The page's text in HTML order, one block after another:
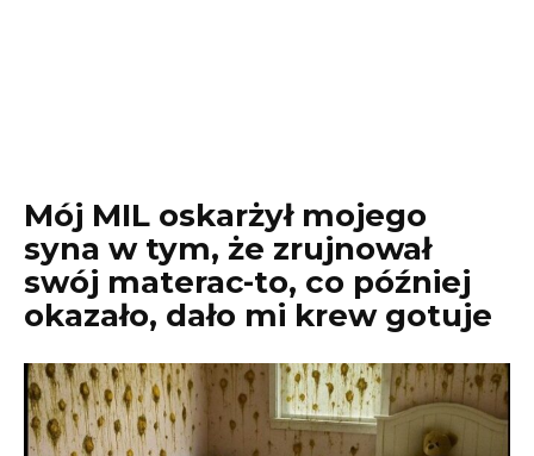
Mój MIL oskarżył mojego
syna w tym, że zrujnował
swój materac-to, co później
okazało, dało mi krew gotuje